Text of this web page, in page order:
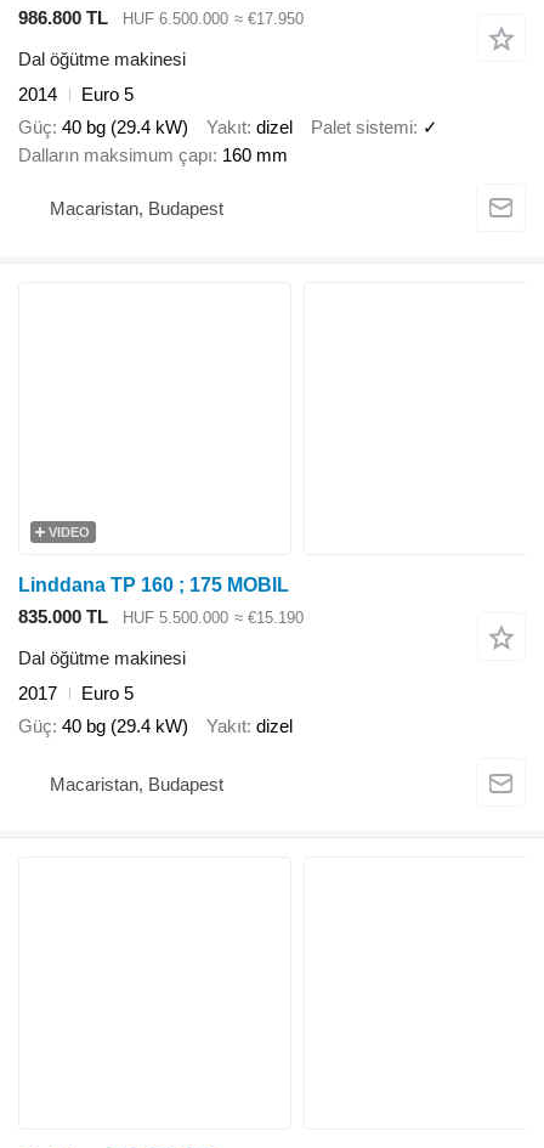
986.800 TL
HUF 6.500.000 ≈ €17.950
Dal öğütme makinesi
2014
Euro 5
Güç 40 bg (29.4 kW) Yakıt dizel Palet sistemi ✓
Dalların maksimum çapı 160 mm
Macaristan, Budapest
VIDEO
Linddana TP 160 ; 175 MOBIL
835.000 TL
HUF 5.500.000 ≈ €15.190
Dal öğütme makinesi
2017
Euro 5
Güç 40 bg (29.4 kW) Yakıt dizel
Macaristan, Budapest